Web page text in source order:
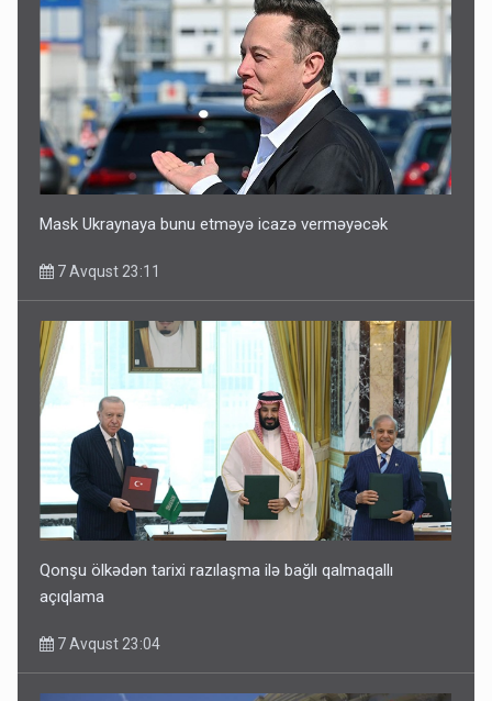
Mask Ukraynaya bunu etməyə icazə verməyəcək
7 Avqust 23:11
Qonşu ölkədən tarixi razılaşma ilə bağlı qalmaqallı
açıqlama
7 Avqust 23:04